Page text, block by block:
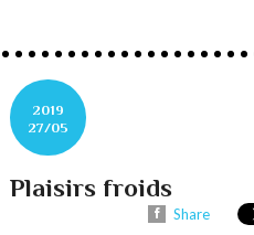
2019
27/05
Plaisirs froids
Share